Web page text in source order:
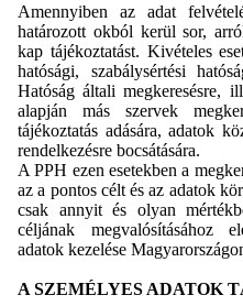
Amennyiben az adat
határozott okból kerül sor,
kap tájékoztatást. Kivételes
hatósági, szabálysértési
Hatóság általi megkeresésre,
alapján más szervek
tájékoztatás adására, adatok
rendelkezésre bocsátására.
A PPH ezen esetekben a
az a pontos célt és az adatok
csak annyit és olyan
céljának megvalósításához
adatok kezelése
A SZEMÉLYES ADATOK